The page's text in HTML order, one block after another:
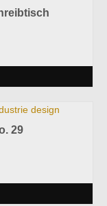
29